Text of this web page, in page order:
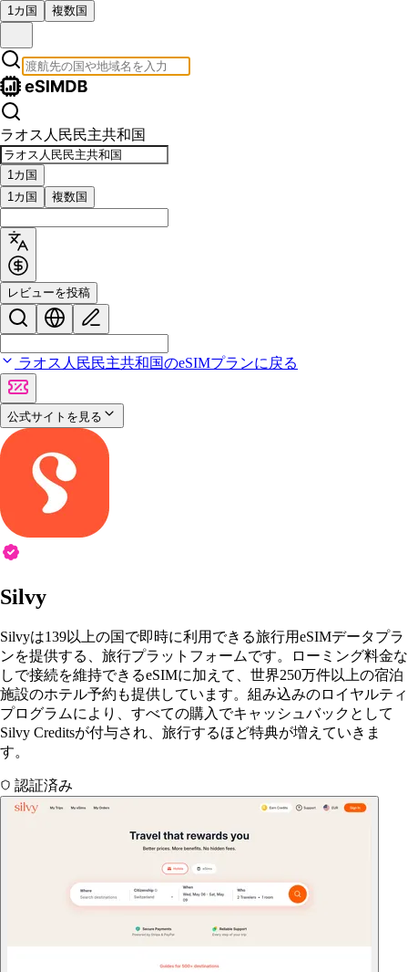
1カ国 複数国
ラオス人民民主共和国
1カ国
1カ国
複数国
レビューを投稿
ラオス人民民主共和国のeSIMプランに戻る
公式サイトを見る
Silvy
Silvyは139以上の国で即時に利用できる旅行用eSIMデータプラ
ンを提供する、旅行プラットフォームです。ローミング料金な
しで接続を維持できるeSIMに加えて、世界250万件以上の宿泊
施設のホテル予約も提供しています。組み込みのロイヤルティ
プログラムにより、すべての購入でキャッシュバックとして
Silvy Creditsが付与され、旅行するほど特典が増えていきま
す。
認証済み